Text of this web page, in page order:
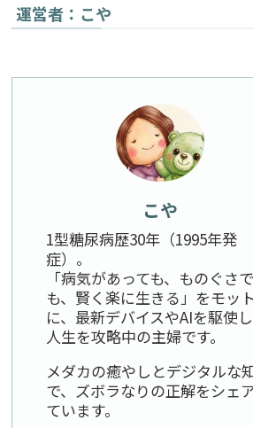
運営者：こや
こや
1型糖尿病歴30年（1995年発
症）。
「病気があっても、ものぐさで
も、賢く楽に生きる」をモッ
に、最新デバイスやAIを駆使
人生を攻略中の主婦です。
メダカの癒やしとデジタルな
で、ズボラなりの正解をシェ
ています。